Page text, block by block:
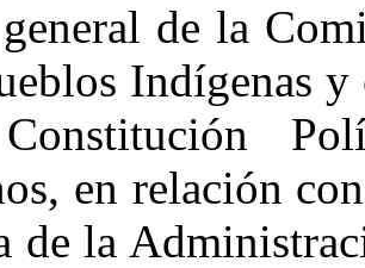
de la
Indígenas
en relación
de la